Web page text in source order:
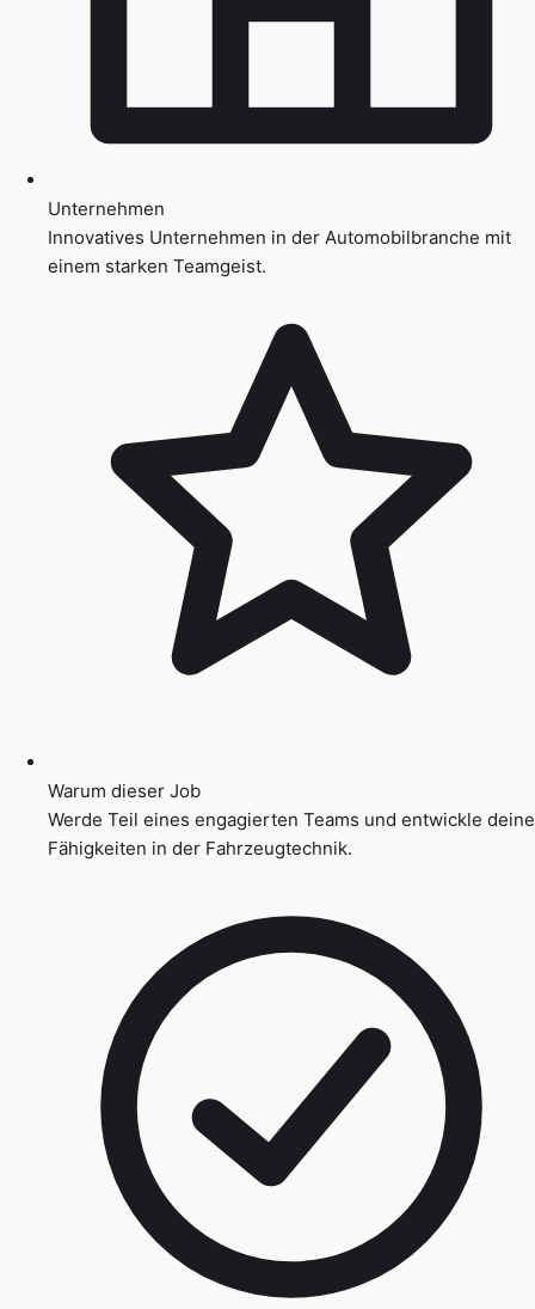
Unternehmen
Innovatives Unternehmen in der Automobilbranche mit
einem starken Teamgeist.
Warum dieser Job
Werde Teil eines engagierten Teams und entwickle deine
Fähigkeiten in der Fahrzeugtechnik.